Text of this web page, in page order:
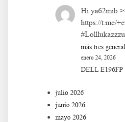
Hi ya62mib
https://t.me/
más tres
enero 24, 2026
DELL E196FP
julio 2026
junio 2026
mayo 2026